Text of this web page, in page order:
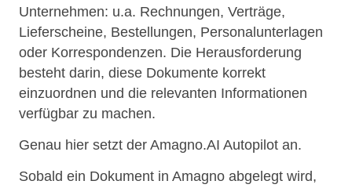
Unternehmen: u.a. Rechnungen, Verträge,
Lieferscheine, Bestellungen, Personalunterlagen
oder Korrespondenzen. Die Herausforderung
besteht darin, diese Dokumente korrekt
einzuordnen und die relevanten Informationen
verfügbar zu machen.
Genau hier setzt der Amagno.AI Autopilot an.
Sobald ein Dokument in Amagno abgelegt wird,